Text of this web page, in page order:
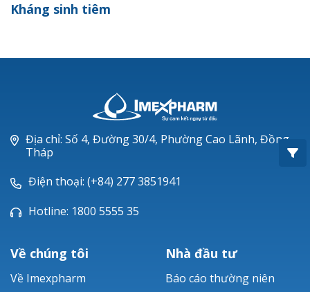
Ceftizoxim®
Piperacillin
Ticarlinat®
Zobacta®
Bacsulfo®
Kháng sinh tiêm
Địa chỉ: Số 4, Đường 30/4, Phường Cao Lãnh, Đồng
Tháp
Điện thoại: (+84) 277 3851941
Hotline: 1800 5555 35
Về chúng tôi
Về Imexpharm
Nhà đầu tư
Báo cáo thường niên